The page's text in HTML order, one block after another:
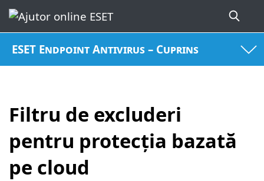
ESET Endpoint Antivirus – Cuprins
Filtru de excluderi
pentru protecția bazată
pe cloud